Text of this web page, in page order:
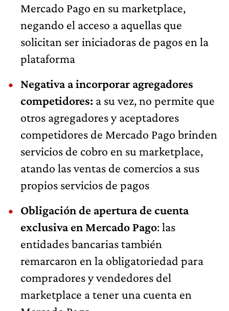
Mercado Pago en su marketplace,
negando el acceso a aquellas que
solicitan ser iniciadoras de pagos en la
plataforma
Negativa a incorporar agregadores
competidores: a su vez, no permite que
otros agregadores y aceptadores
competidores de Mercado Pago brinden
servicios de cobro en su marketplace,
atando las ventas de comercios a sus
propios servicios de pagos
Obligación de apertura de cuenta
exclusiva en Mercado Pago: las
entidades bancarias también
remarcaron en la obligatoriedad para
compradores y vendedores del
marketplace a tener una cuenta en